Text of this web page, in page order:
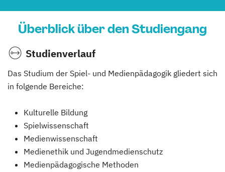
Überblick über den Studiengang
Studienverlauf
Das Studium der Spiel- und Medienpädagogik gliedert sich
in folgende Bereiche:
Kulturelle Bildung
Spielwissenschaft
Medienwissenschaft
Medienethik und Jugendmedienschutz
Medienpädagogische Methoden